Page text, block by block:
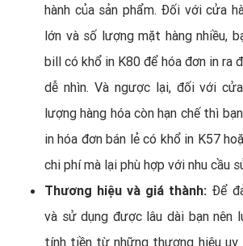
hành của sản phẩm. Đối với cửa
lớn và số lượng mặt hàng nhiều,
bill có khổ in K80 để hóa đơn in ra
dễ nhìn. Và ngược lại, đối với
lượng hàng hóa còn hạn chế thì
in hóa đơn bán lẻ có khổ in K57
chi phí mà lại phù hợp với nhu cầu
Thương hiệu và giá thành: Để
và sử dụng được lâu dài bạn nên
tính tiền từ những thương hiệu uy